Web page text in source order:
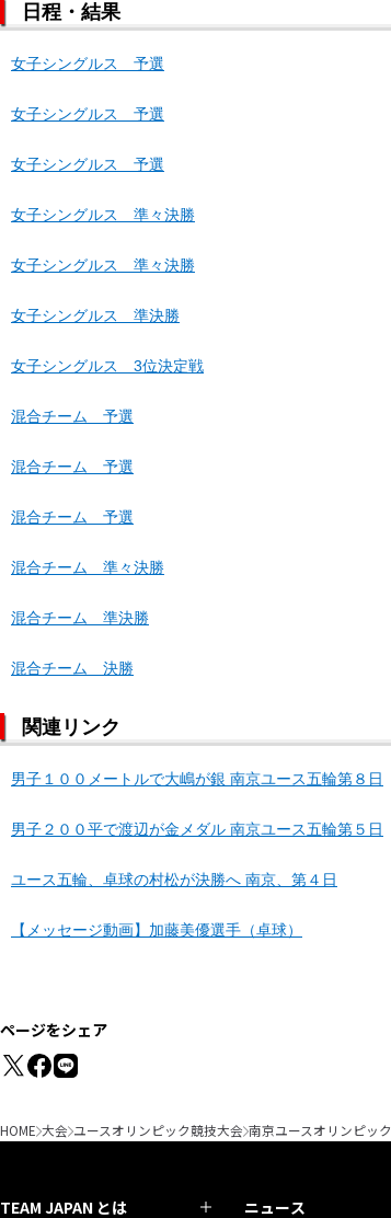
日程・結果
女子シングルス 予選
女子シングルス 予選
女子シングルス 予選
女子シングルス 準々決勝
女子シングルス 準々決勝
女子シングルス 準決勝
女子シングルス 3位決定戦
混合チーム 予選
混合チーム 予選
混合チーム 予選
混合チーム 準々決勝
混合チーム 準決勝
混合チーム 決勝
関連リンク
男子１００メートルで大嶋が銀 南京ユース五輪第８日
男子２００平で渡辺が金メダル 南京ユース五輪第５日
ユース五輪、卓球の村松が決勝へ 南京、第４日
【メッセージ動画】加藤美優選手（卓球）
ページをシェア
HOME 大会 ユースオリンピック競技大会 南京ユースオリンピック
TEAM JAPAN とは ニュース